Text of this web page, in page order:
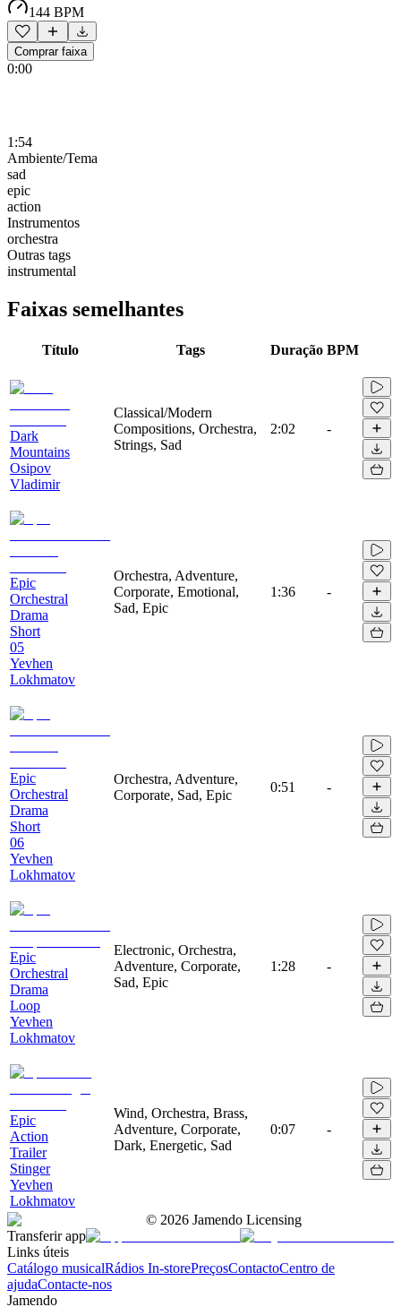
144 BPM
Comprar faixa
0:00
1:54
Ambiente/Tema
sad
epic
action
Instrumentos
orchestra
Outras tags
instrumental
Faixas semelhantes
Título Tags Duração BPM
Dark
Mountains
Osipov
Vladimir
Classical/Modern
Compositions, Orchestra,
Strings, Sad
2:02 -
Epic
Orchestral
Drama
Short
05
Yevhen
Lokhmatov
Orchestra, Adventure,
Corporate, Emotional,
Sad, Epic
1:36 -
Epic
Orchestral
Drama
Short
06
Yevhen
Lokhmatov
Orchestra, Adventure,
Corporate, Sad, Epic
0:51 -
Epic
Orchestral
Drama
Loop
Yevhen
Lokhmatov
Electronic, Orchestra,
Adventure, Corporate,
Sad, Epic
1:28 -
Epic
Action
Trailer
Stinger
Yevhen
Lokhmatov
Wind, Orchestra, Brass,
Adventure, Corporate,
Dark, Energetic, Sad
0:07 -
© 2026 Jamendo Licensing
Transferir app
Links úteis
Catálogo musicalRádios In-storePreçosContactoCentro de
ajudaContacte-nos
Jamendo